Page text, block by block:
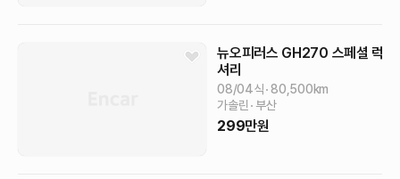
뉴오피러스 GH270 스페셜 럭
셔리
08/04식 80,500km
가솔린
부산
299만원